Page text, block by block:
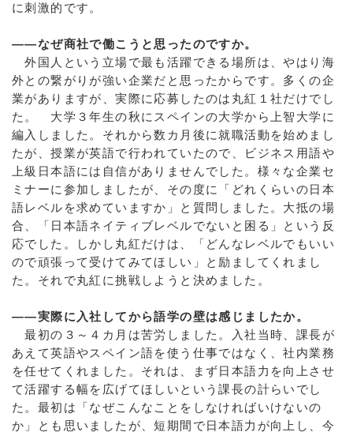
に刺激的です。
――なぜ商社で働こうと思ったのですか。
外国人という立場で最も活躍できる場所は、やはり海
外との繋がりが強い企業だと思ったからです。多くの企
業がありますが、実際に応募したのは丸紅１社だけでし
た。 大学３年生の秋にスペインの大学から上智大学に
編入しました。それから数カ月後に就職活動を始めまし
たが、授業が英語で行われていたので、ビジネス用語や
上級日本語には自信がありませんでした。様々な企業セ
ミナーに参加しましたが、その度に「どれくらいの日本
語レベルを求めていますか」と質問しました。大抵の場
合、「日本語ネイティブレベルでないと困る」という反
応でした。しかし丸紅だけは、「どんなレベルでもいい
ので頑張って受けてみてほしい」と励ましてくれまし
た。それで丸紅に挑戦しようと決めました。
――実際に入社してから語学の壁は感じましたか。
最初の３～４カ月は苦労しました。入社当時、課長が
あえて英語やスペイン語を使う仕事ではなく、社内業務
を任せてくれました。それは、まず日本語力を向上させ
て活躍する幅を広げてほしいという課長の計らいでし
た。最初は「なぜこんなことをしなければいけないの
か」とも思いましたが、短期間で日本語力が向上し、今